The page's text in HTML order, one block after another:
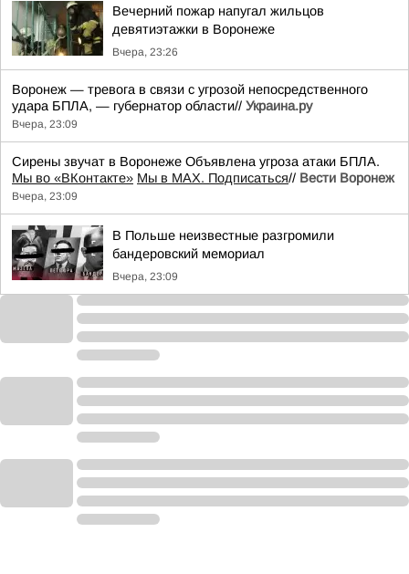
Вечерний пожар напугал жильцов
девятиэтажки в Воронеже
Вчера, 23:26
Воронеж — тревога в связи с угрозой непосредственного
удара БПЛА, — губернатор области// Украина.ру
Вчера, 23:09
Сирены звучат в Воронеже Объявлена угроза атаки БПЛА.
Мы во «ВКонтакте» Мы в MAX. Подписаться// Вести Воронеж
Вчера, 23:09
В Польше неизвестные разгромили
бандеровский мемориал
Вчера, 23:09